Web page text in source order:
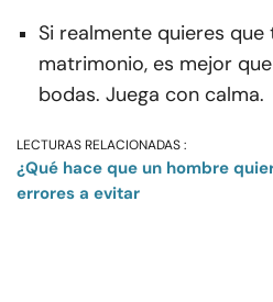
Si realmente quieres
matrimonio, es mejor
bodas. Juega con calma.
LECTURAS RELACIONADAS :
¿Qué hace que un hombre
errores a evitar